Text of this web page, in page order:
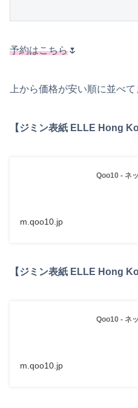
予約はこちら🌷
上から価格が安い順に並べて
【ジミン表紙 ELLE Hong
Qoo10 - ネ
m.qoo10.jp
【ジミン表紙 ELLE Hong
Qoo10 - ネ
m.qoo10.jp